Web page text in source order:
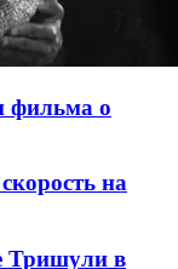
фильма о
на
Тришули в